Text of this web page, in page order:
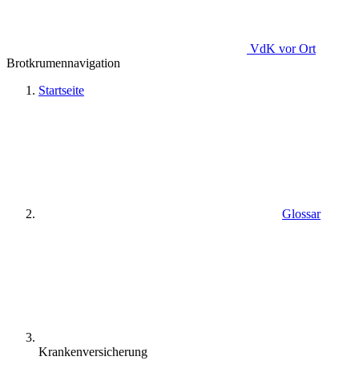
VdK vor Ort
Brotkrumennavigation
Startseite
Glossar
Krankenversicherung